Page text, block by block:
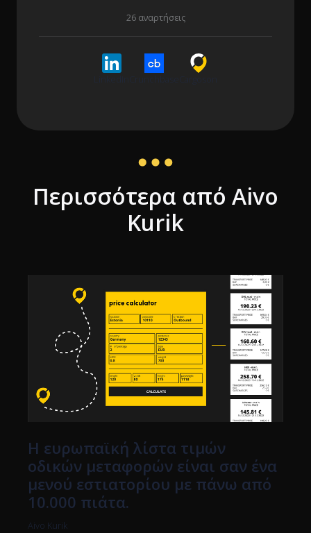
26 αναρτήσεις
Περισσότερα από Aivo
Kurik
Η ευρωπαϊκή λίστα τιμών
οδικών μεταφορών είναι σαν ένα
μενού εστιατορίου με πάνω από
10.000 πιάτα.
Aivo Kurik